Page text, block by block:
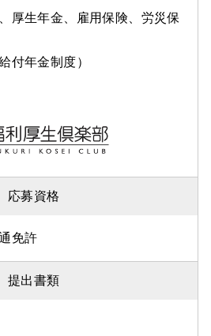
厚生年金、雇用保険、労災保
付年金制度）
応募資格
免許
提出書類